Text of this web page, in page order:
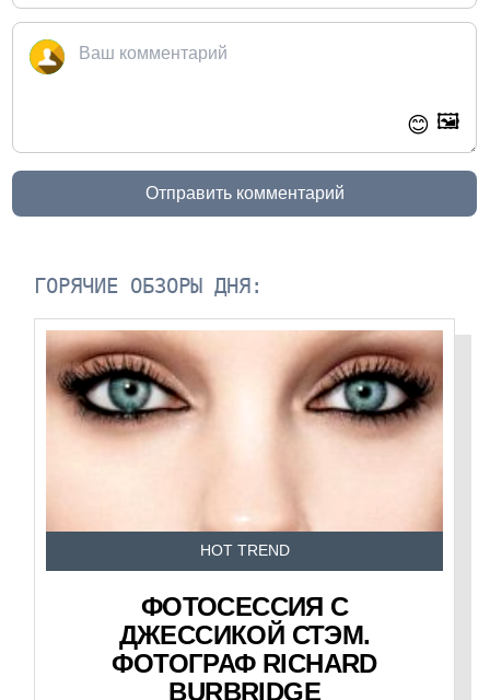
😊 🖼️
Отправить комментарий
ГОРЯЧИЕ ОБЗОРЫ ДНЯ:
HOT TREND
ФОТОСЕССИЯ С
ДЖЕССИКОЙ СТЭМ.
ФОТОГРАФ RICHARD
BURBRIDGE